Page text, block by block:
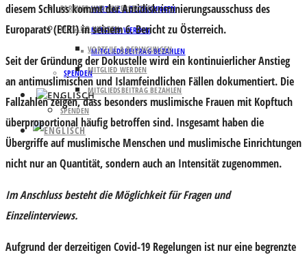
VORTEILE & BEDINGUNGEN
MITGLIED WERDEN
MITGLIEDSBEITRAG BEZAHLEN
SPENDEN
PARTNER UND UNTERSTÜTZER
MITGLIED WERDEN
VORTEILE & BEDINGUNGEN
MITGLIED WERDEN
MITGLIEDSBEITRAG BEZAHLEN
SPENDEN
diesem Schluss kommt der Antidiskriminierungsausschuss des
Europarats (ECRI) in seinem 6. Bericht zu Österreich.
Seit der Gründung der Dokustelle wird ein kontinuierlicher Anstieg
an antimuslimischen und Islamfeindlichen Fällen dokumentiert. Die
Fallzahlen zeigen, dass besonders muslimische Frauen mit Kopftuch
überproportional häufig betroffen sind. Insgesamt haben die
Übergriffe auf muslimische Menschen und muslimische Einrichtungen
nicht nur an Quantität, sondern auch an Intensität zugenommen.
Im Anschluss besteht die Möglichkeit für Fragen und
Einzelinterviews.
Aufgrund der derzeitigen Covid-19 Regelungen ist nur eine begrenzte